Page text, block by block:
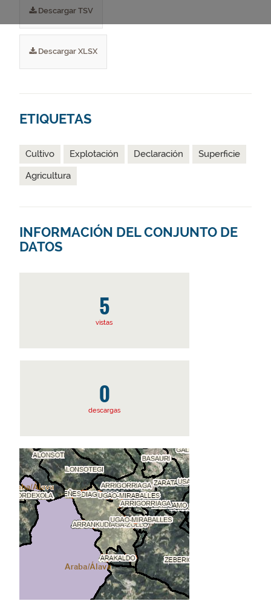
Descargar TSV
Descargar XLSX
ETIQUETAS
Cultivo Explotación Declaración
Superficie
Agricultura
INFORMACIÓN DEL CONJUNTO DE
DATOS
5
vistas
0
descargas